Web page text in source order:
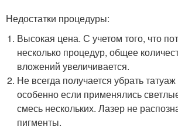
Недостатки процедуры:
Высокая цена. С учетом того, что
несколько процедур, общее
вложений увеличивается.
Не всегда получается убрать
особенно если применялись
смесь нескольких. Лазер не
пигменты.